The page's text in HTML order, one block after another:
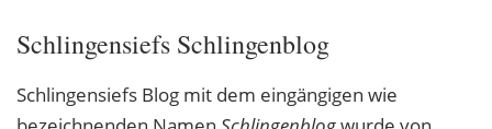
Schlingensiefs Schlingenblog
Schlingensiefs Blog mit dem eingängigen wie